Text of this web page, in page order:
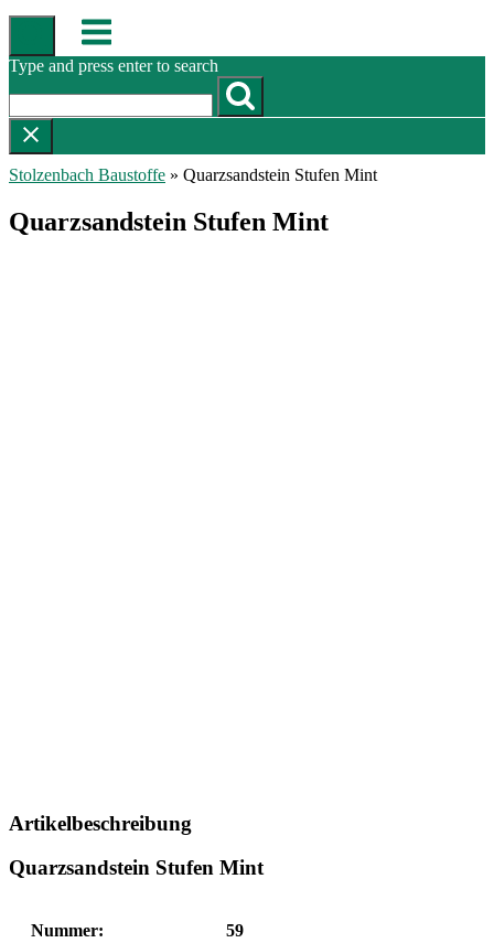
Skip
content
Menu
Type and press enter to search
Stolzenbach Baustoffe » Quarzsandstein Stufen Mint
Quarzsandstein Stufen Mint
Artikelbeschreibung
Quarzsandstein Stufen Mint
Nummer:
59